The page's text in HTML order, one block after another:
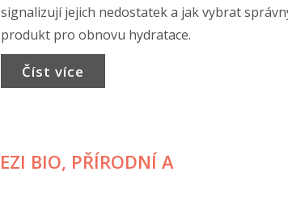
signalizují jejich nedostatek a jak vybrat
produkt pro obnovu hydratace.
Číst více
BIO, PŘÍRODNÍ A